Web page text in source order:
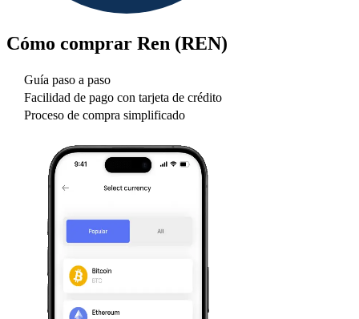
Cómo comprar Ren (REN)
Guía paso a paso
Facilidad de pago con tarjeta de crédito
Proceso de compra simplificado